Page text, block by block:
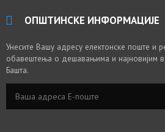
ОПШТИНСКЕ ИНФОРМАЦИЈЕ
Унесите Вашу адресу електонске поште и
обавештења о дешавањима и најновијим
Башта.